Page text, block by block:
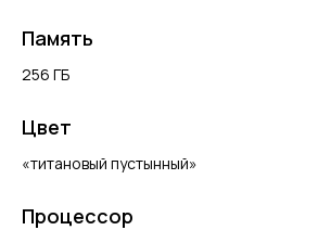
Память
256 ГБ
Цвет
«титановый пустынный»
Процессор